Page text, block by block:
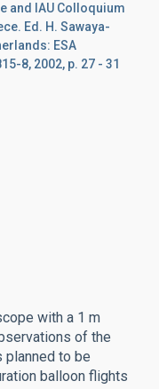
and IAU Colloquium
Ed. H. Sawaya-
ESA
8, 2002, p. 27 - 31
with a 1 m
of the
planned to be
balloon flights